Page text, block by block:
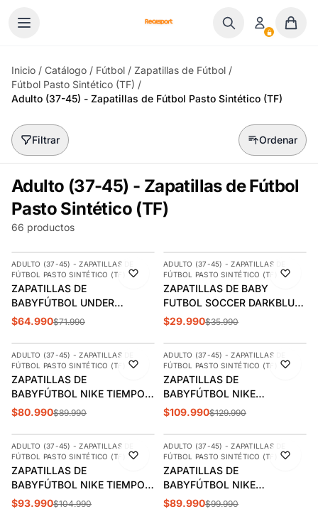
Inicio / Catálogo / Fútbol / Zapatillas de Fútbol /
Fútbol Pasto Sintético (TF) /
Adulto (37-45) - Zapatillas de Fútbol Pasto Sintético (TF)
Filtrar Ordenar
Adulto (37-45) - Zapatillas de Fútbol
Pasto Sintético (TF)
66 productos
-10%
ÚLTIMAS 2
AGREGAR
ADULTO (37-45) - ZAPATILLAS DE
FÚTBOL PASTO SINTÉTICO (TF)
ZAPATILLAS DE
BABYFÚTBOL UNDER
ARMOUR SHADOW SELECT
100
$64.990$71.990
-17%
ADULTO (37-45) - ZAPATILLAS DE
FÚTBOL PASTO SINTÉTICO (TF)
ZAPATILLAS DE BABY
FUTBOL SOCCER DARKBLUE
ADULTO S5-14B
$29.990$35.990
-10%
AGREGAR
ADULTO (37-45) - ZAPATILLAS DE
FÚTBOL PASTO SINTÉTICO (TF)
ZAPATILLAS DE
BABYFÚTBOL NIKE TIEMPO
LEGEND 10 ACADEMY TF
$80.990$89.990
-15%
ÚLTIMA 1
AGREGAR
ADULTO (37-45) - ZAPATILLAS DE
FÚTBOL PASTO SINTÉTICO (TF)
ZAPATILLAS DE
BABYFÚTBOL NIKE
MERCURIAL SUPERFLY 10
MBAPPE" TF ADULTO |
FQ8333-500
$109.990$129.990
-10%
AGREGAR
ADULTO (37-45) - ZAPATILLAS DE
FÚTBOL PASTO SINTÉTICO (TF)
ZAPATILLAS DE
BABYFÚTBOL NIKE TIEMPO
LEGEND 10 ACADEMY TF
$93.990$104.990
-10%
AGREGAR
ADULTO (37-45) - ZAPATILLAS DE
FÚTBOL PASTO SINTÉTICO (TF)
ZAPATILLAS DE
BABYFÚTBOL NIKE
SUPERFLY 10 ACADEMY TF
$89.990$99.990
AGREGAR AGREGAR